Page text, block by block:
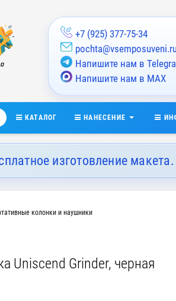
+7 (925) 377-75-34
Напишите нам в
Напишите нам в MAX
КАТАЛОГ НАНЕСЕНИЕ
изготовление
колонки и наушники
Uniscend Grinder, черная